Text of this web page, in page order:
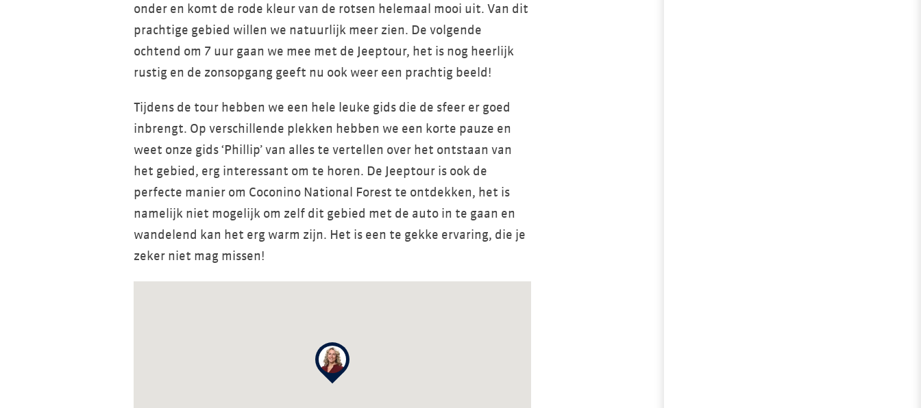
onder en komt de rode kleur van de rotsen helemaal mooi uit. Van dit
prachtige gebied willen we natuurlijk meer zien. De volgende
ochtend om 7 uur gaan we mee met de Jeeptour, het is nog heerlijk
rustig en de zonsopgang geeft nu ook weer een prachtig beeld!
Tijdens de tour hebben we een hele leuke gids die de sfeer er goed
inbrengt. Op verschillende plekken hebben we een korte pauze en
weet onze gids ‘Phillip’ van alles te vertellen over het ontstaan van
het gebied, erg interessant om te horen. De Jeeptour is ook de
perfecte manier om Coconino National Forest te ontdekken, het is
namelijk niet mogelijk om zelf dit gebied met de auto in te gaan en
wandelend kan het erg warm zijn. Het is een te gekke ervaring, die je
zeker niet mag missen!